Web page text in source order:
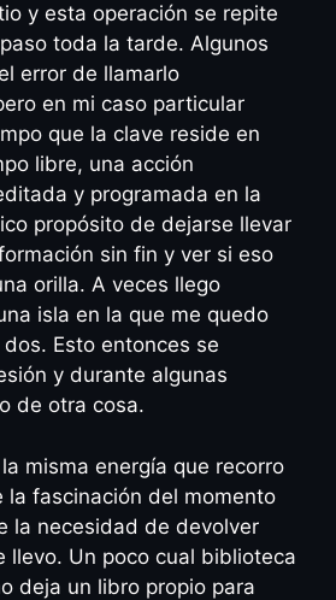
y esta operación se repite
toda la tarde. Algunos
error de llamarlo
en mi caso particular
que la clave reside en
libre, una acción
y programada en la
propósito de dejarse llevar
sin fin y ver si eso
orilla. A veces llego
isla en la que me quedo
Esto entonces se
y durante algunas
de otra cosa.
misma energía que recorro
la fascinación del momento
la necesidad de devolver
llevo. Un poco cual biblioteca
deja un libro propio para